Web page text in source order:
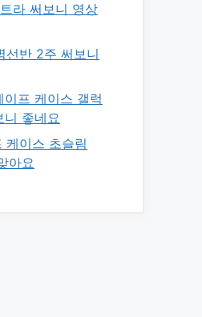
라 써보니 영상
선반 2주 써보니
이프 케이스 갤럭
니 좋네요
케이스 초슬림
아요